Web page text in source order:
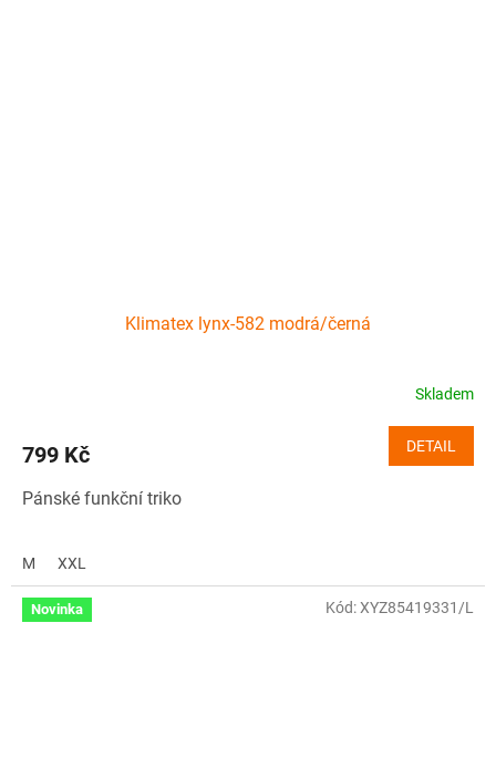
Klimatex lynx-582 modrá/černá
Skladem
799 Kč DETAIL
Pánské funkční triko
M XXL
Novinka Kód:XYZ85419331/L